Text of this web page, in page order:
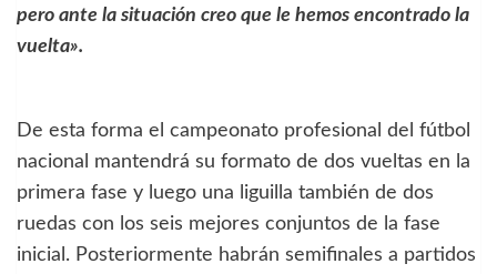
pero ante la situación creo que le hemos encontrado la
vuelta».
De esta forma el campeonato profesional del fútbol
nacional mantendrá su formato de dos vueltas en la
primera fase y luego una liguilla también de dos
ruedas con los seis mejores conjuntos de la fase
inicial. Posteriormente habrán semifinales a partidos